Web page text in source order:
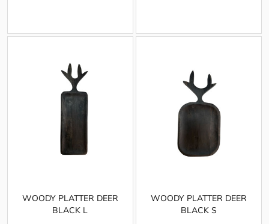
WOODY PLATTER DEER
BLACK L
WOODY PLATTER DEER
BLACK S